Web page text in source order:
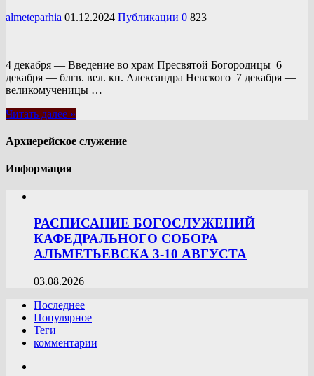
almeteparhia 01.12.2024 Публикации 0 823
4 декабря — Введение во храм Пресвятой Богородицы 6
декабря — блгв. вел. кн. Александра Невского 7 декабря —
великомученицы …
Читать далее »
Архиерейское служение
Информация
РАСПИСАНИЕ БОГОСЛУЖЕНИЙ
КАФЕДРАЛЬНОГО СОБОРА
АЛЬМЕТЬЕВСКА 3-10 АВГУСТА
03.08.2026
Последнее
Популярное
Теги
комментарии